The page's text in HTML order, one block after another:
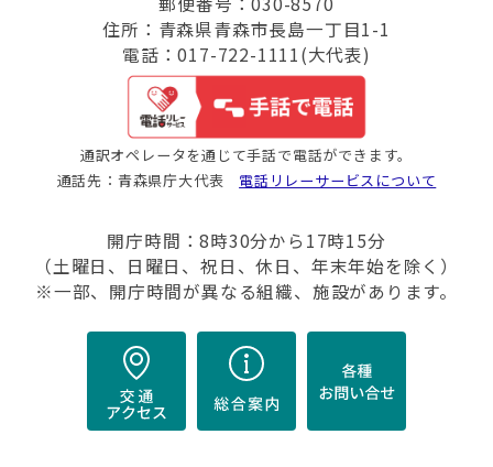
住所：青森県青森市長島一丁目1-1
電話：017-722-1111(大代表)
通訳オペレータを通じて手話で電話ができます。
通話先：青森県庁大代表 電話リレーサービスについて
開庁時間：8時30分から17時15分
（土曜日、日曜日、祝日、休日、年末年始を除く）
※一部、開庁時間が異なる組織、施設があります。